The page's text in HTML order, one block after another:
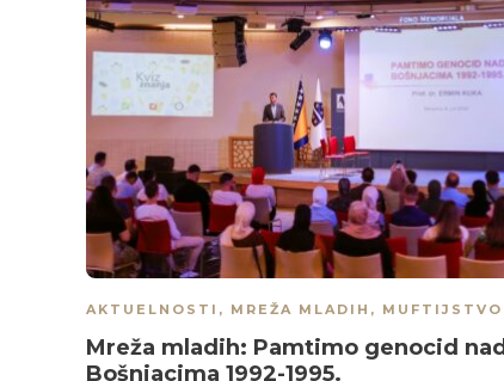
AKTUELNOSTI , MREŽA MLADIH , MUFTIJSTVO
Mreža mladih: Pamtimo genocid nad
Bošnjacima 1992-1995.